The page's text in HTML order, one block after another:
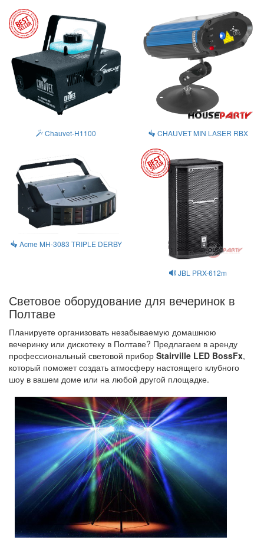
Chauvet-H1100 CHAUVET MIN LASER RBX
Acme MH-3083 TRIPLE DERBY
JBL PRX-612m
Световое оборудование для вечеринок в
Полтаве
Планируете организовать незабываемую домашнюю
вечеринку или дискотеку в Полтаве? Предлагаем в аренду
профессиональный световой прибор Stairville LED BossFx,
который поможет создать атмосферу настоящего клубного
шоу в вашем доме или на любой другой площадке.